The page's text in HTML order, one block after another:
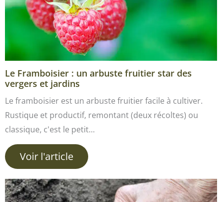
Le Framboisier : un arbuste fruitier star des
vergers et jardins
Le framboisier est un arbuste fruitier facile à cultiver.
Rustique et productif, remontant (deux récoltes) ou
classique, c'est le petit…
Voir l'article